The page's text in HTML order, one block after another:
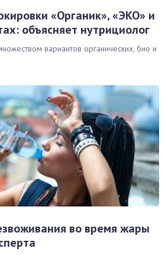
«Органик», «ЭКО» и
объясняет нутрициолог
вариантов органических, био и
во время жары